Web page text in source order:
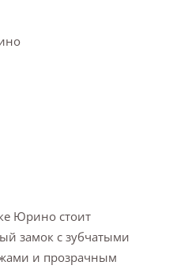
Юрино стоит
замок с зубчатыми
и прозрачным